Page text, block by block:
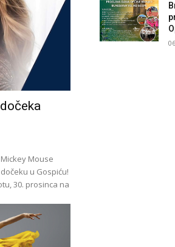
Mouse
u Gospiću!
30. prosinca na